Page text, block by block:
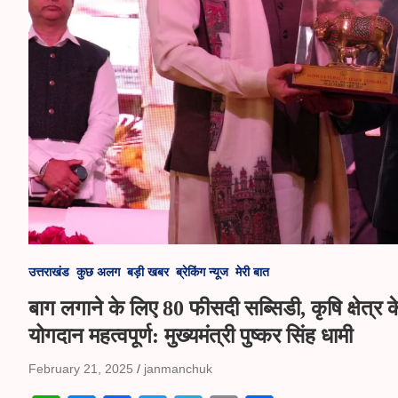
उत्तराखंड कुछ अलग बड़ी खबर ब्रेकिंग न्यूज मेरी बात
बाग लगाने के लिए 80 फीसदी सब्सिडी, कृषि
योगदान महत्वपूर्ण: मुख्यमंत्री पुष्कर सिंह धामी
February 21, 2025 janmanchuk